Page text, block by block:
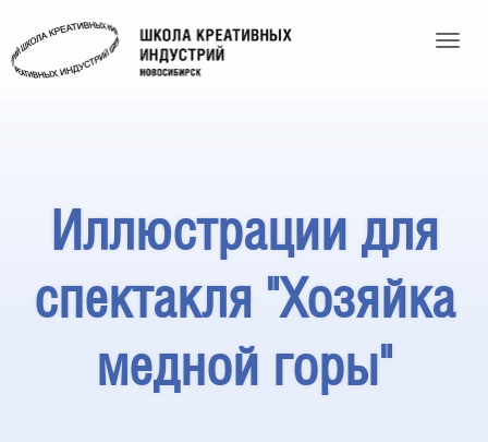
Иллюстрации для
спектакля "Хозяйка
медной горы"